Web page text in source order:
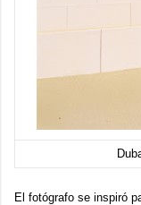
El fotógrafo se inspiró